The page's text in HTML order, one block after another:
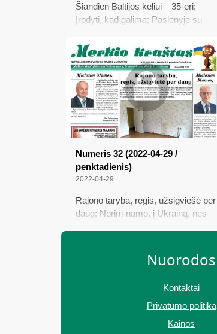
Šiandien Baltijos keliui – 35-eri;
Įrodyti, kad galima; Pasienyje su
Dichavičiaus fotografijų parodą; Apie
prašymus dėl audros sukeltų
nuostolių atlyginimo
Numeris 32 (2022-04-29 /
penktadienis)
2022-04-29
Rajono taryba, regis, užsigviešė per
daug; Norim namo, į Ukrainą, nes
Lenkijos okupacijos junguNuorodos
Kontaktai
Privatumo politika
Kainos